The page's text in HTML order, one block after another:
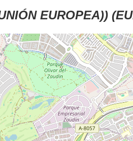
EUROPEA))